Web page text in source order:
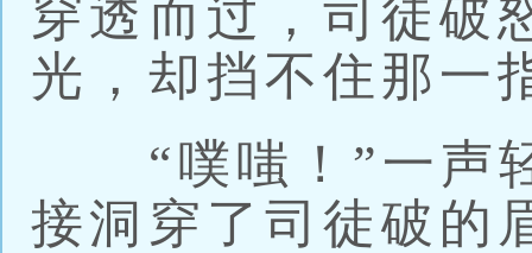
穿透而过，司徒破
光，却挡不住那一
“噗嗤！”一声
接洞穿了司徒破的